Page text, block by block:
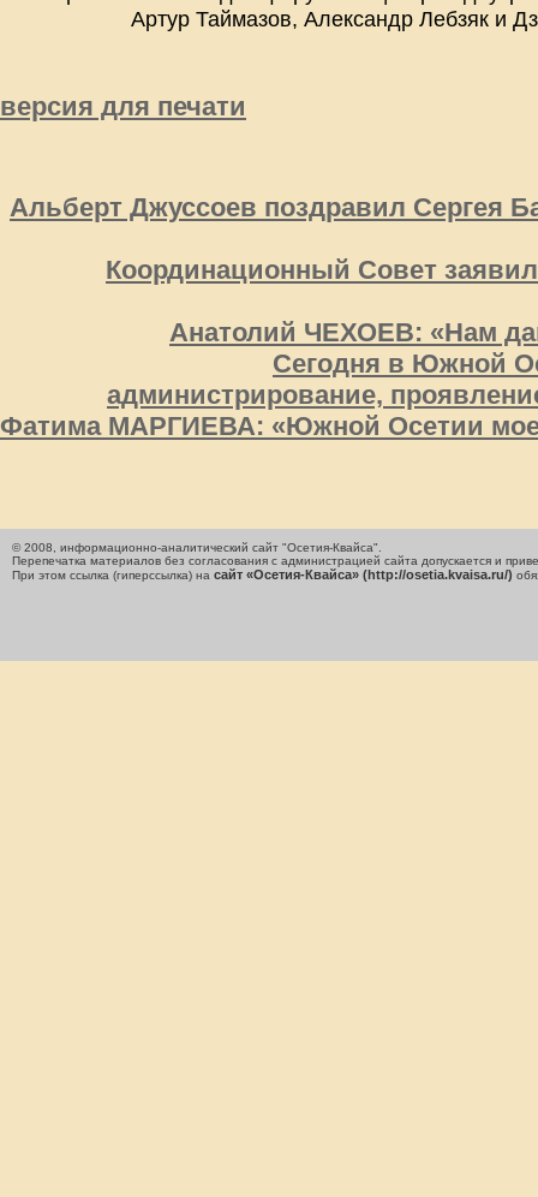
Артур Таймазов, Александр Лебзяк и
версия для печати
Альберт Джуссоев поздравил Сергея
Координационный Совет
Анатолий ЧЕХОЕВ: «Нам
Сегодня в Южной
администрирование,
Фатима МАРГИЕВА: «Южной Осетии
© 2008, информационно-аналитический сайт "Осетия-Квайса".
Перепечатка материалов без согласования с администрацией сайта допускается и
При этом ссылка (гиперссылка) на сайт «Осетия-Квайса» (http://osetia.kvaisa.ru/)